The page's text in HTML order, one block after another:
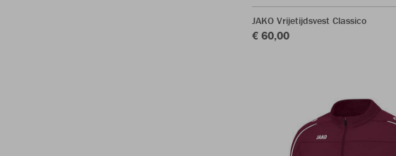
JAKO Vrijetijdsvest Classico
€ 60,00